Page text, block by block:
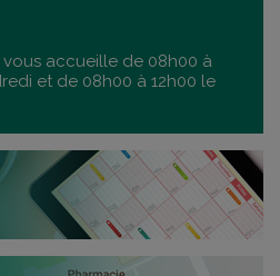
vous accueille de 08h00 à
et de 08h00 à 12h00 le